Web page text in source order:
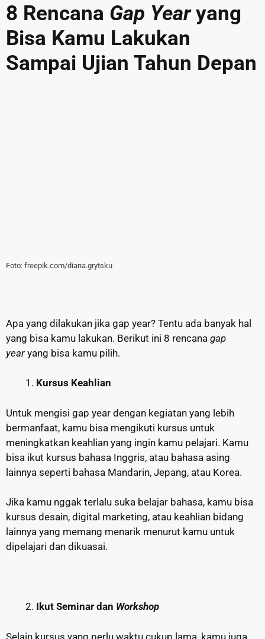
8 Rencana Gap Yearyang
Bisa Kamu Lakukan
Sampai Ujian Tahun Depan
Foto: freepik.com/diana.grytsku
Apa yang dilakukan jika gap year? Tentu ada banyak hal
yang bisa kamu lakukan. Berikut ini 8 rencana gap
year yang bisa kamu pilih.
Kursus Keahlian
Untuk mengisi gap year dengan kegiatan yang lebih
bermanfaat, kamu bisa mengikuti kursus untuk
meningkatkan keahlian yang ingin kamu pelajari. Kamu
bisa ikut kursus bahasa Inggris, atau bahasa asing
lainnya seperti bahasa Mandarin, Jepang, atau Korea.
Jika kamu nggak terlalu suka belajar bahasa, kamu bisa
kursus desain, digital marketing, atau keahlian bidang
lainnya yang memang menarik menurut kamu untuk
dipelajari dan dikuasai.
Ikut Seminar dan Workshop
Selain kursus yang perlu waktu cukup lama, kamu juga